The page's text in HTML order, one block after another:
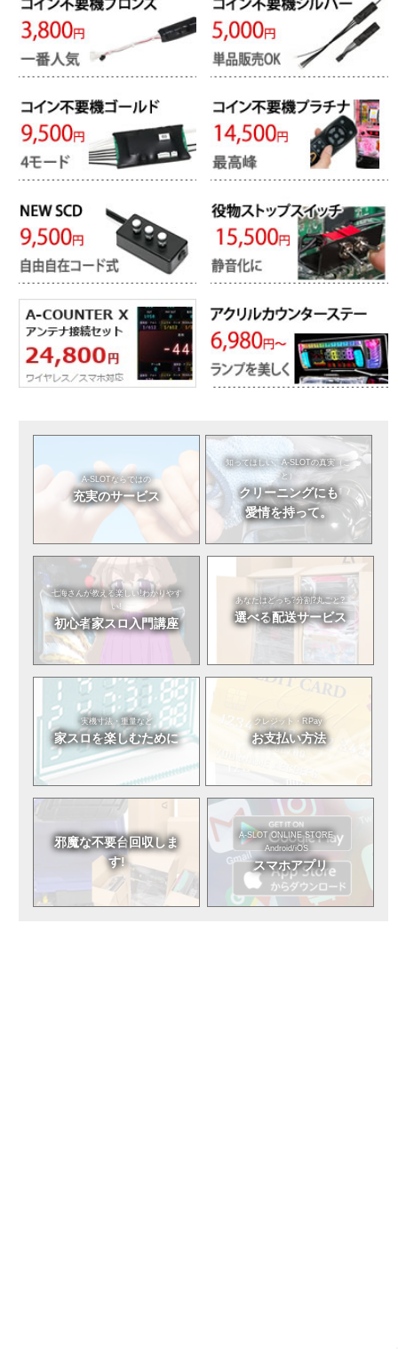
A-SLOTならではの
充実のサービス
知ってほしい。A-SLOTの真実（こ
と）
クリーニングにも
愛情を持って。
七海さんが教える楽しい!わかりやす
い!
初心者家スロ入門講座
あなたはどっち?分割?丸ごと?
選べる配送サービス
実機寸法・重量など
家スロを楽しむために
クレジット・RPay
お支払い方法
邪魔な不要台回収しま
す!
A-SLOT ONLINE STORE
Android/iOS
スマホアプリ